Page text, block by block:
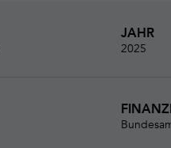
JAHR
2025